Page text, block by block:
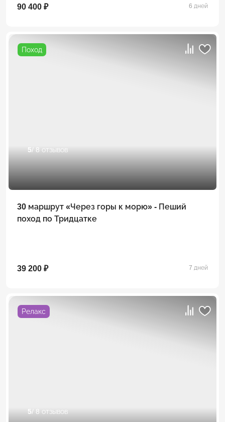
90 400 ₽ 6 дней
Поход
5/ 8 отзывов
30 маршрут «Через горы к морю» - Пеший
поход по Тридцатке
39 200 ₽ 7 дней
Релакс
5/ 8 отзывов